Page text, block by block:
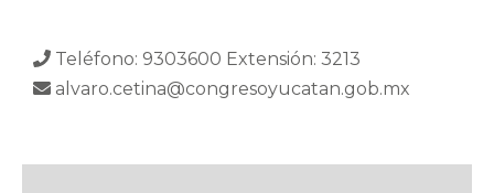
Teléfono: 9303600 Extensión: 3213
alvaro.cetina@congresoyucatan.gob.mx